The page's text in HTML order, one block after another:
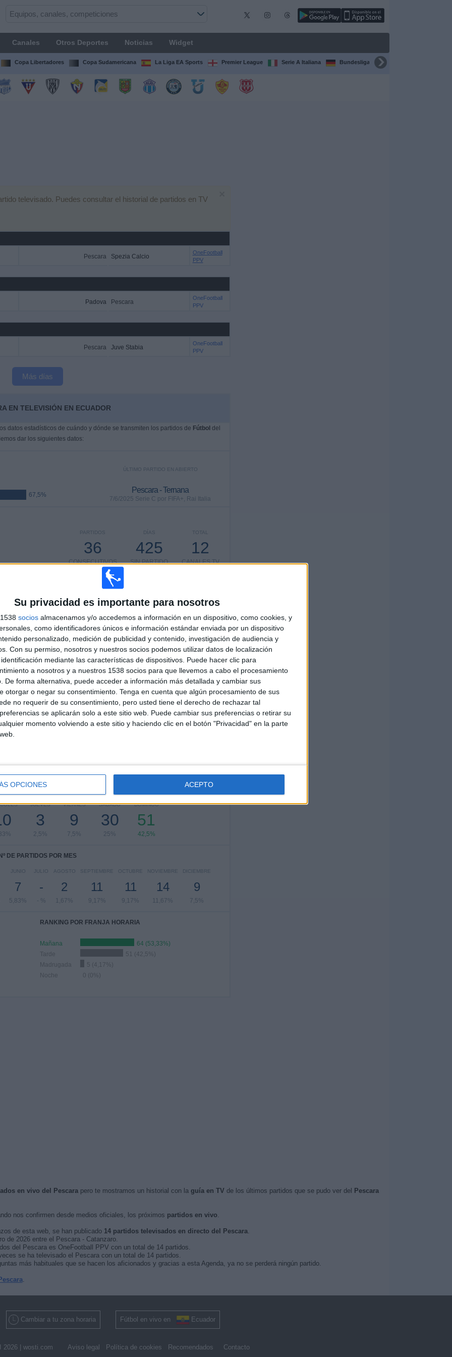
Su privacidad es importante para nosotros
socios almacenamos y/o accedemos a información en un dispositivo, como cookies, y
como identificadores únicos e información estándar enviada por un dispositivo
personalizado, medición de publicidad y contenido, investigación de audiencia y
Con su permiso, nosotros y nuestros socios podemos utilizar datos de localización
mediante las características de dispositivos. Puede hacer clic para
a nosotros y a nuestros 1538 socios para que llevemos a cabo el procesamiento
De forma alternativa, puede acceder a información más detallada y cambiar sus
otorgar o negar su consentimiento. Tenga en cuenta que algún procesamiento de sus
no requerir de su consentimiento, pero usted tiene el derecho de rechazar tal
se aplicarán solo a este sitio web. Puede cambiar sus preferencias o retirar su
momento volviendo a este sitio y haciendo clic en el botón "Privacidad" en la parte
OPCIONES ACEPTO
Canales Otros Deportes Noticias Widget
Copa Libertadores Copa Sudamericana La Liga EA Sports Premier League Serie A Italiana Bundesliga
televisado. Puedes consultar el historial de partidos en TV
Pescara Spezia Calcio
OneFootball
PPV
Padova Pescara
OneFootball
PPV
Pescara Juve Stabia
OneFootball
PPV
Más días
EN TELEVISIÓN EN ECUADOR
datos estadísticos de cuándo y dónde se transmiten los partidos de Fútbol del
dar los siguientes datos:
67,5%
ÚLTIMO PARTIDO EN ABIERTO
Pescara - Ternana
7/6/2025 Serie C por FIFA+, Rai Italia
TOTAL
12
CANALES TV
DÍAS
425
SIN PARTIDO
PARTIDOS
36
CONSECUTIVOS
DE PAGO
TOTAL
59
RIVALES
MÁXIMO
5
VS Bologna
TOTAL
5
COMPETICIONES
RANKING POR COMPETICIONES
Serie B Italiana
46 (38,33%)
Serie C
45 (37,5%)
Serie A Italiana
26 (21,67%)
Ver ranking completo
POR DÍA DE LA SEMANA
JUEVES
3
2,5%
VIERNES
9
7,5%
SÁBADO
30
25%
DOMINGO
51
42,5%
Nº DE PARTIDOS POR MES
JUNIO
7
5,83%
JULIO
-
- %
AGOSTO
2
1,67%
SEPTIEMBRE
11
9,17%
OCTUBRE
11
9,17%
NOVIEMBRE
14
11,67%
DICIEMBRE
9
7,5%
RANKING POR FRANJA HORARIA
Mañana
64 (53,33%)
Tarde
51 (42,5%)
Madrugada
5 (4,17%)
Noche
0 (0%)
en vivo del Pescarapero te mostramos un historial con la guía en TV de los últimos partidos que se pudo ver del
Pescara
nos confirmen desde medios oficiales, los próximos partidos en vivo.
de esta web, se han publicado 14 partidos televisados en directo del Pescara.
de 2026 entre el Pescara - Catanzaro.
del Pescara es OneFootball PPV con un total de 14 partidos.
se ha televisado el Pescara con un total de 14 partidos.
más habituales que se hacen los aficionados y gracias a esta Agenda, ya no se perderá ningún partido.
.
Cambiar a tu zona horaria Fútbol en vivo en Ecuador
| wosti.com Aviso legal Política de cookies Recomendados Contacto